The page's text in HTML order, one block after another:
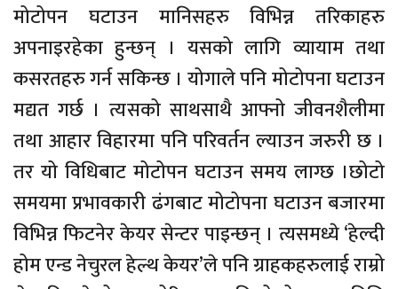
मोटोपन घटाउन मानिसहरु विभिन्न तरिकाहरु
अपनाइरहेका हुन्छन् । यसको लागि व्यायाम तथा
कसरतहरु गर्न सकिन्छ । योगाले पनि मोटोपना घटाउन
मद्यत गर्छ । त्यसको साथसाथै आफ्नो जीवनशैलीमा
तथा आहार विहारमा पनि परिवर्तन ल्याउन जरुरी छ ।
तर यो विधिबाट मोटोपन घटाउन समय लाग्छ ।छोटो
समयमा प्रभावकारी ढंगबाट मोटोपना घटाउन बजारमा
विभिन्न फिटनेर केयर सेन्टर पाइन्छन् । त्यसमध्ये ‘हेल्दी
होम एन्ड नेचुरल हेल्थ केयर’ले पनि ग्राहकहरुलाई राम्रो